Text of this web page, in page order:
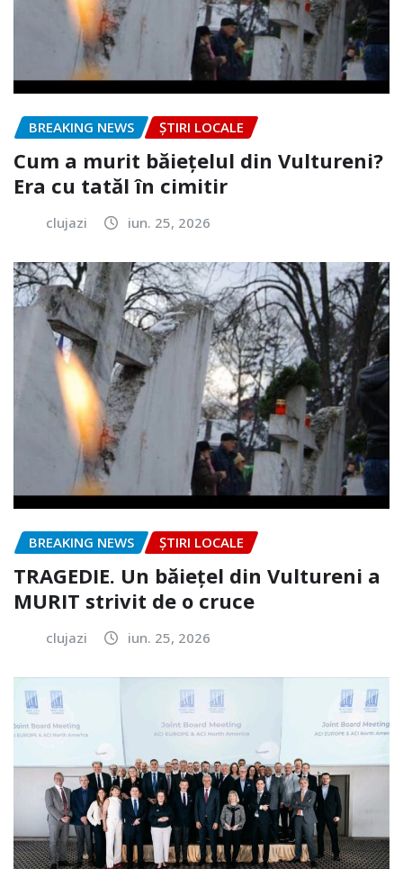
BREAKING NEWS ȘTIRI LOCALE
Cum a murit băiețelul din Vultureni?
Era cu tatăl în cimitir
clujazi iun. 25, 2026
BREAKING NEWS ȘTIRI LOCALE
TRAGEDIE. Un băiețel din Vultureni a
MURIT strivit de o cruce
clujazi iun. 25, 2026